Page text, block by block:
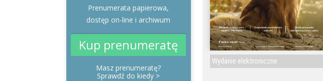
Prenumerata papierowa,
dostęp on-line i archiwum
Kup prenumeratę
Masz prenumeratę?
Sprawdź do kiedy >
Wydanie elektroniczne